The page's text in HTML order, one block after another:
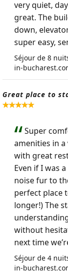
very quiet,
great. The
down,
super easy,
Séjour de 8
in-
Great place to
Super
amenities in a
with great
Even if I was
noise fur to
perfect place
longer!) The
without
next time
Séjour de 4
in-